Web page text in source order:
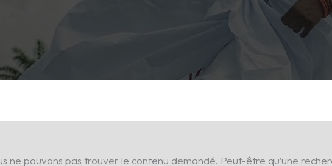
ne pouvons pas trouver le contenu demandé. Peut-être qu’une